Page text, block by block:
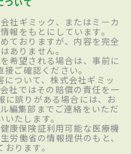
社ギミック、またはミーカ
報をもとにしています。
ておりますが、内容を完全
ありません。
希望される場合は、事前に
ご確認ください。
ついて、株式会社ギミッ
社ではその賠償の責任を一
に誤りがある場合には、お
編集部までご連絡をいただ
たします。
康保険証利用可能な医療機
労働省の情報提供のもと、
ります。